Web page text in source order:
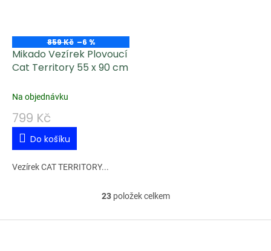
859 Kč –6 %
Mikado Vezírek Plovoucí
Cat Territory 55 x 90 cm
Na objednávku
799 Kč
Do košíku
Vezírek CAT TERRITORY...
O
v
23položek celkem
Z